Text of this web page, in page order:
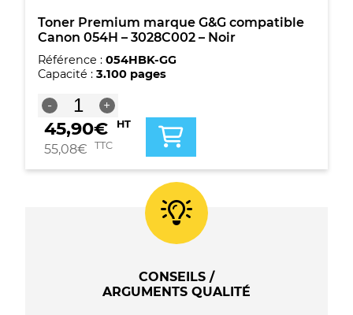
Toner Premium marque G&G compatible
Canon 054H – 3028C002 – Noir
Référence : 054HBK-GG
Capacité : 3.100 pages
-
quantité
de
Toner
Premium
G&G
+
45,90€ HT
55,08€ TTC
CONSEILS /
ARGUMENTS QUALITÉ